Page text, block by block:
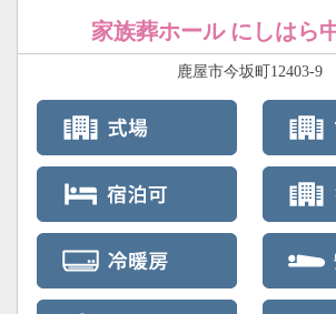
家族葬ホール にしはら
鹿屋市今坂町12403-9